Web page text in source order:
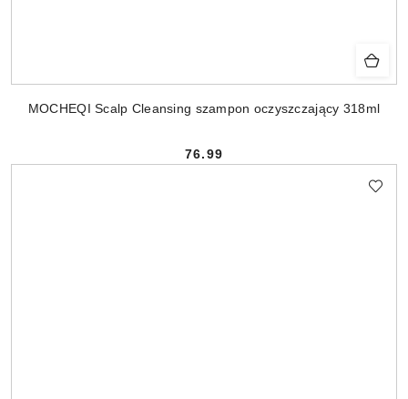
MOCHEQI Scalp Cleansing szampon oczyszczający 318ml
Cena:
76.99